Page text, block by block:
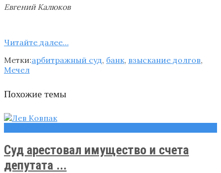
Евгений Калюков
Читайте далee…
Метки:арбитражный суд, банк, взыскание долгов,
Мечел
Похожие темы
Суд арестовал имущество и счета
депутата ...